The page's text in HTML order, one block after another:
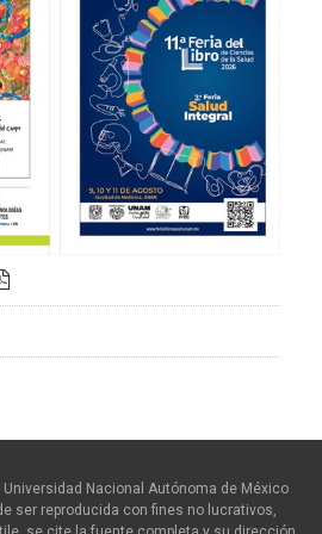
Nacional Autónoma de México
ser reproducida con fines no lucrativos,